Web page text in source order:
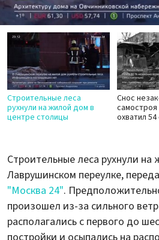
Строительные леса
рухнули на жилой дом в
центре столицы
Снос
охватил
Строительные леса рухнули
Лаврушинском переулке,
"Москва 24".
произошел из-за сильного
располагались с первого до